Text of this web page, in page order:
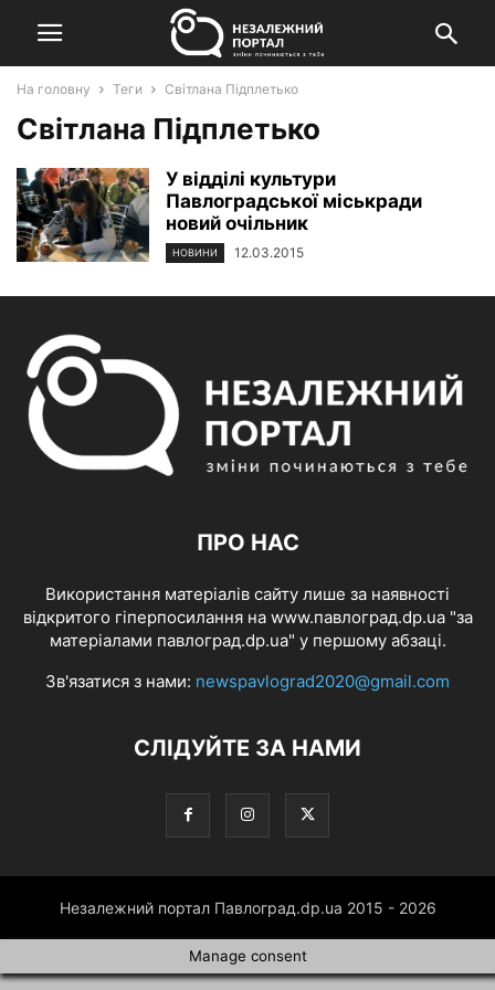
На головну Теги Світлана Підплетько
Світлана Підплетько
У відділі культури
Павлоградської міськради
новий очільник
НОВИНИ 12.03.2015
ПРО НАС
Використання матеріалів сайту лише за наявності
відкритого гіперпосилання на www.павлоград.dp.ua "за
матеріалами павлоград.dp.ua" у першому абзаці.
Зв'язатися з нами: newspavlograd2020@gmail.com
СЛІДУЙТЕ ЗА НАМИ
Незалежний портал Павлоград.dp.ua 2015 - 2026
Manage consent